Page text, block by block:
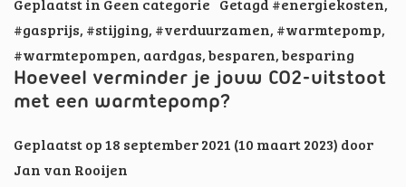
Geplaatst in Geen categorie Getagd #energiekosten,
#gasprijs, #stijging, #verduurzamen, #warmtepomp,
#warmtepompen, aardgas,besparen,besparing
Hoeveel verminder je jouw CO2-uitstoot
met een warmtepomp?
Geplaatst op18 september 2021 (10 maart 2023) door
Jan van Rooijen